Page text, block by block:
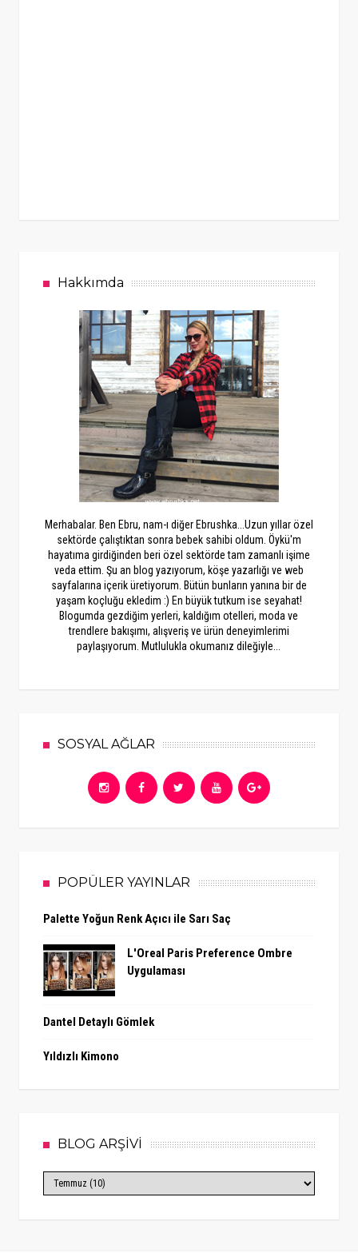
Hakkımda
Merhabalar. Ben Ebru, nam-ı diğer Ebrushka...Uzun yıllar özel
sektörde çalıştıktan sonra bebek sahibi oldum. Öykü'm
hayatıma girdiğinden beri özel sektörde tam zamanlı işime
veda ettim. Şu an blog yazıyorum, köşe yazarlığı ve web
sayfalarına içerik üretiyorum. Bütün bunların yanına bir de
yaşam koçluğu ekledim :) En büyük tutkum ise seyahat!
Blogumda gezdiğim yerleri, kaldığım otelleri, moda ve
trendlere bakışımı, alışveriş ve ürün deneyimlerimi
paylaşıyorum. Mutlulukla okumanız dileğiyle...
SOSYAL AĞLAR
POPÜLER YAYINLAR
Palette Yoğun Renk Açıcı ile Sarı Saç
L'Oreal Paris Preference Ombre
Uygulaması
Dantel Detaylı Gömlek
Yıldızlı Kimono
BLOG ARŞİVİ